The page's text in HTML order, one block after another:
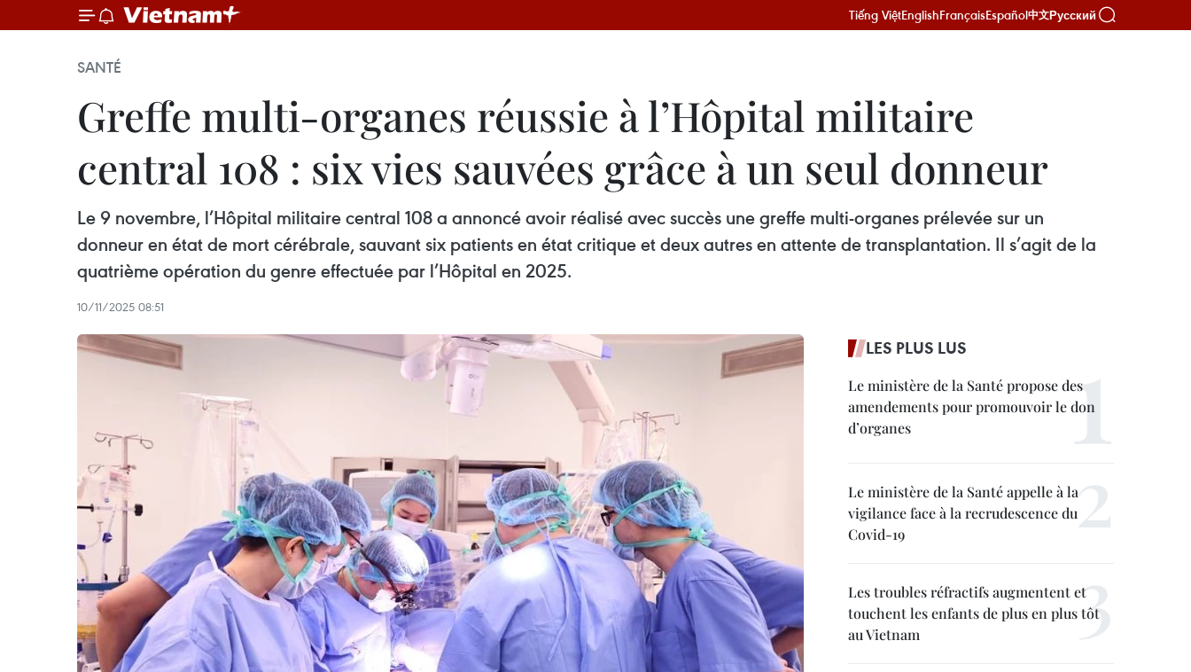
Tiếng ViệtEnglishFrançaisEspañol中文Русский
SANTÉ
Greffe multi-organes réussie à l’Hôpital militaire
central 108 : six vies sauvées grâce à un seul donneur
Le 9 novembre, l’Hôpital militaire central 108 a annoncé avoir réalisé avec succès une greffe multi-organes prélevée sur un
donneur en état de mort cérébrale, sauvant six patients en état critique et deux autres en attente de transplantation. Il s’agit de la
quatrième opération du genre effectuée par l’Hôpital en 2025.
10/11/2025 08:51
LES PLUS LUS
Le ministère de la Santé propose des
amendements pour promouvoir le don
d’organes
Le ministère de la Santé appelle à la
vigilance face à la recrudescence du
Covid-19
Les troubles réfractifs augmentent et
touchent les enfants de plus en plus tôt
au Vietnam